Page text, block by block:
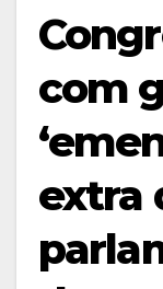
com
extra